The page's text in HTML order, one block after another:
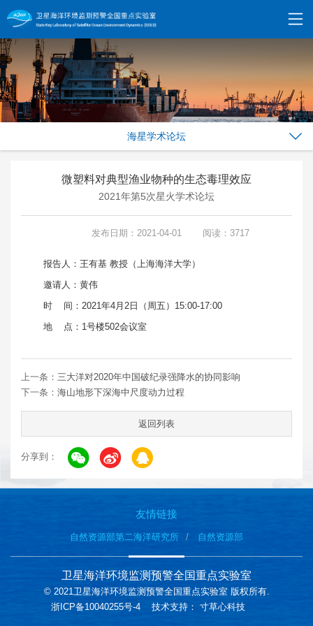
海星学术论坛
微塑料对典型渔业物种的生态毒理效应
2021年第5次星火学术论坛
发布日期：2021-04-01 阅读：3717
报告人：王有基 教授（上海海洋大学）
邀请人：黄伟
时 间：2021年4月2日（周五）15:00-17:00
地 点：1号楼502会议室
上一条： 三大洋对2020年中国破纪录强降水的协同影响
下一条： 海山地形下深海中尺度动力过程
返回列表
分享到：
友情链接
自然资源部第二海洋研究所 自然资源部
卫星海洋环境监测预警全国重点实验室
© 2021卫星海洋环境监测预警全国重点实验室 版权所有.
浙ICP备10040255号-4 技术支持： 寸草心科技